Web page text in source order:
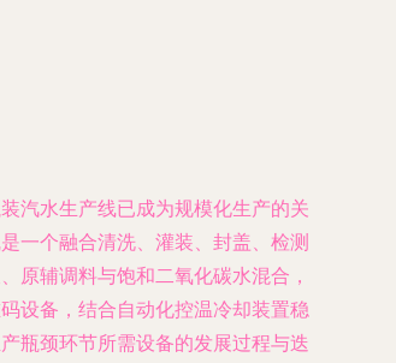
汽水生产线已成为规模化生产的关
一个融合清洗、灌装、封盖、检测
原辅调料与饱和二氧化碳水混合，
设备，结合自动化控温冷却装置稳
瓶颈环节所需设备的发展过程与迭